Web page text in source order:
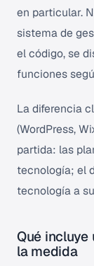
en particular.
sistema de
el código, se
funciones
La diferencia
(WordPress,
partida: las
tecnología; el
tecnología a
Qué incluye
la medida